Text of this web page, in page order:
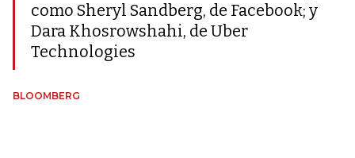
como Sheryl Sandberg, de Facebook; y
Dara Khosrowshahi, de Uber
Technologies
BLOOMBERG